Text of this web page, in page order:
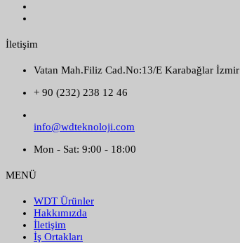
İletişim
Vatan Mah.Filiz Cad.No:13/E Karabağlar İzmir
+ 90 (232) 238 12 46
info@wdteknoloji.com
Mon - Sat: 9:00 - 18:00
MENÜ
WDT Ürünler
Hakkımızda
İletişim
İş Ortakları